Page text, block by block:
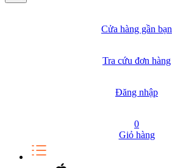
Cửa hàng gần bạn
Tra cứu đơn hàng
Đăng nhập
0
Giỏ hàng